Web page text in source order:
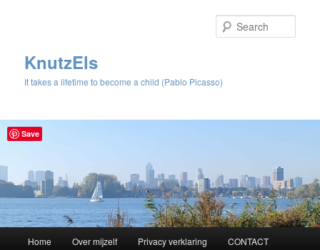
KnutzEls
It takes a lifetime to become a child (Pablo Picasso)
Skip
Home Over mijzelf Privacy verklaring CONTACT
Save